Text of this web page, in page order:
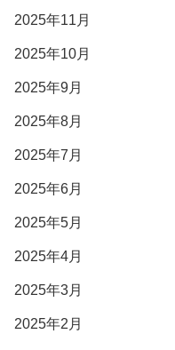
2025年11月
2025年10月
2025年9月
2025年8月
2025年7月
2025年6月
2025年5月
2025年4月
2025年3月
2025年2月